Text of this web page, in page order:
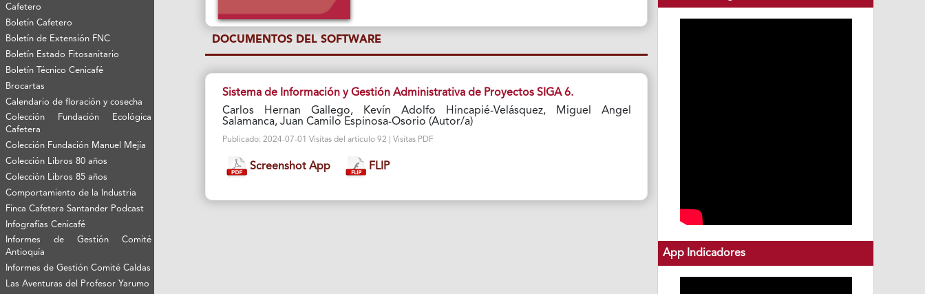
Cafetero
Boletín Cafetero
Boletín de Extensión FNC
Boletín Estado Fitosanitario
Boletín Técnico Cenicafé
Brocartas
Calendario de floración y cosecha
Colección Fundación Ecológica
Cafetera
Colección Fundación Manuel Mejía
Colección Libros 80 años
Colección Libros 85 años
Comportamiento de la Industria
Finca Cafetera Santander Podcast
Infografías Cenicafé
Informes de Gestión Comité
Antioquía
Informes de Gestión Comité Caldas
Las Aventuras del Profesor Yarumo
DOCUMENTOS DEL SOFTWARE
Sistema de Información y Gestión Administrativa de Proyectos SIGA 6.
Carlos Hernan Gallego, Kevín Adolfo Hincapié-Velásquez, Miguel Angel
Salamanca, Juan Camilo Espinosa-Osorio (Autor/a)
Publicado: 2024-07-01 Visitas del artículo 92 | Visitas PDF
Screenshot App FLIP
App Indicadores